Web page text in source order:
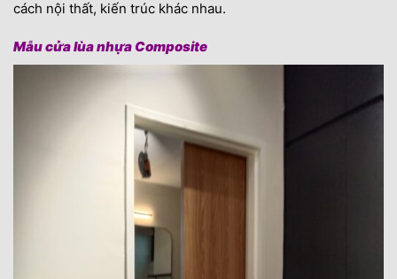
cách nội thất, kiến trúc khác nhau.
Mẫu cửa lùa nhựa Composite